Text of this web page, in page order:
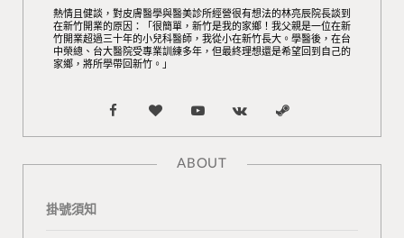
熱情且健談，對皮膚醫學與醫美診所經營很有想法的林亮辰院長談到
在新竹開業的原因：「很簡單，新竹是我的家鄉！我父親是一位在新
竹開業超過三十年的小兒科醫師，我從小在新竹長大。學醫後，在台
中榮總、台大醫院受專業訓練多年，但最終理想還是希望回到自己的
家鄉，將所學帶回新竹。」
F
a
B
l
Y
o
V
K
S
t
ABOUT
掛號須知